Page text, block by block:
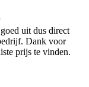
uit dus direct
Dank voor
prijs te vinden.